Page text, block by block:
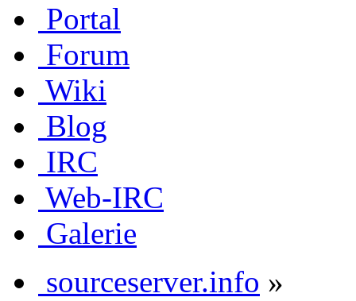
Portal
Forum
Wiki
Blog
IRC
Web-IRC
Galerie
sourceserver.info »